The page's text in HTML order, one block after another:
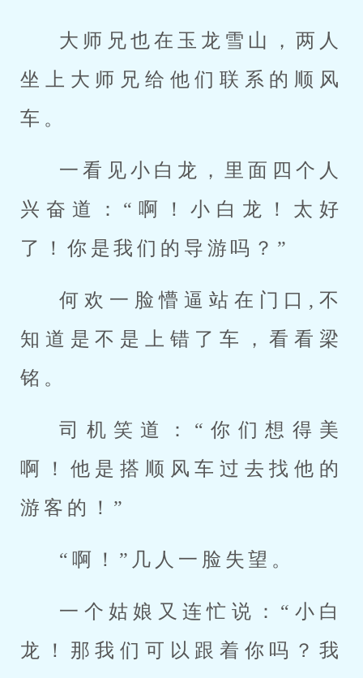
大师兄也在玉龙雪山，两人
坐上大师兄给他们联系的顺风
车。
一看见小白龙，里面四个人
兴奋道：“啊！小白龙！太好
了！你是我们的导游吗？”
何欢一脸懵逼站在门口,不
知道是不是上错了车，看看梁
铭。
司机笑道：“你们想得美
啊！他是搭顺风车过去找他的
游客的！”
“啊！”几人一脸失望。
一个姑娘又连忙说：“小白
龙！那我们可以跟着你吗？我